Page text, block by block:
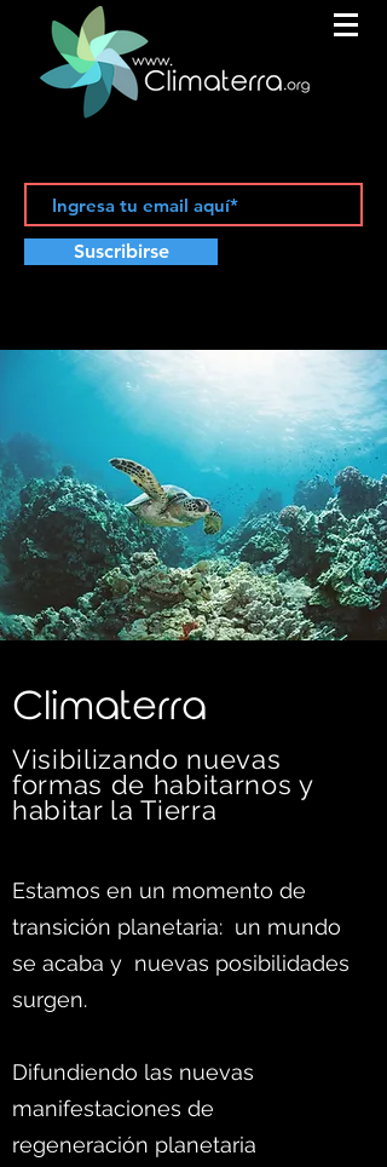
Suscribirse
C limaterra
Visibilizando nuevas
formas de habitarnos y
habitar la Tierra
Estamos en un momento de
transición planetaria: un mundo
se acaba y nuevas posibilidades
surgen.
Difundiendo las nuevas
manifestaciones de
regeneración planetaria